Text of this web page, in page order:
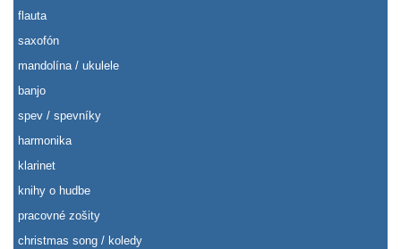
flauta
saxofón
mandolína / ukulele
banjo
spev / spevníky
harmonika
klarinet
knihy o hudbe
pracovné zošity
christmas song / koledy